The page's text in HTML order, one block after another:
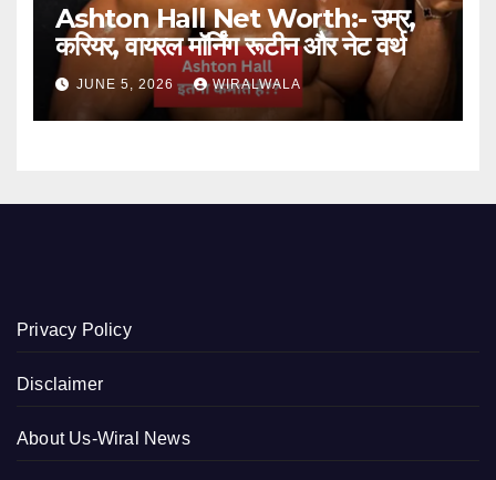
Ashton Hall Net Worth:- उम्र,
करियर, वायरल मॉर्निंग रूटीन और नेट वर्थ
JUNE 5, 2026 WIRALWALA
Privacy Policy
Disclaimer
About Us-Wiral News